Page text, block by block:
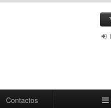
Contactos